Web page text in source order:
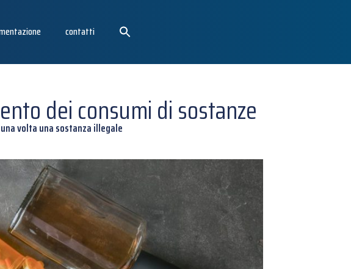
contatti
dei consumi di sostanze
volta una sostanza illegale